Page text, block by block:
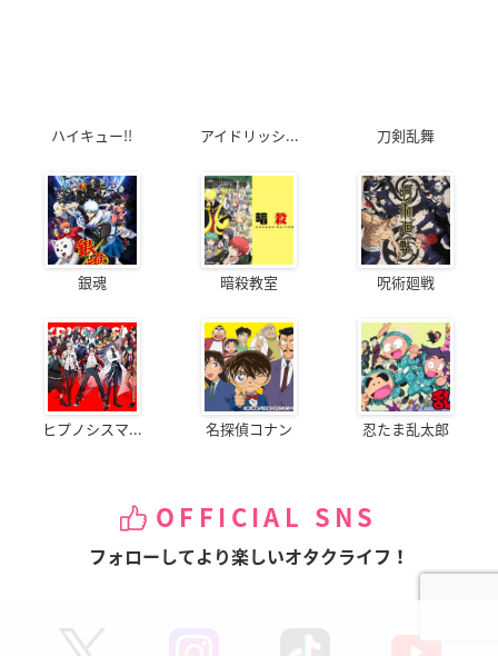
ハイキュー!! アイドリッシ... 刀剣乱舞
銀魂 暗殺教室 呪術廻戦
ヒプノシスマ... 名探偵コナン 忍たま乱太郎
OFFICIAL SNS
フォローしてより楽しいオタクライフ！